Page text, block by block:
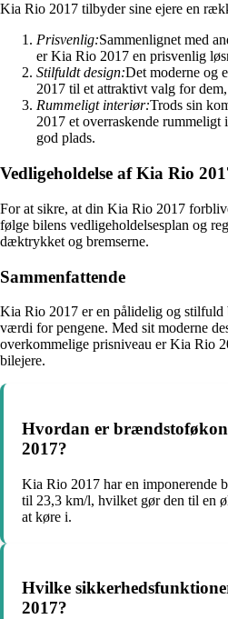
Kia Rio 2017 tilbyder sine ejere en
Prisvenlig:Sammenlignet med
er Kia Rio 2017 en prisvenlig
Stilfuldt design:Det moderne og
2017 til et attraktivt valg for
Rummeligt interiør:Trods sin
2017 et overraskende rummeligt
god plads.
Vedligeholdelse af Kia Rio
For at sikre, at din Kia Rio 2017
følge bilens vedligeholdelsesplan og
dæktrykket og bremserne.
Sammenfattende
Kia Rio 2017 er en pålidelig og
værdi for pengene. Med sit moderne
overkommelige prisniveau er Kia Rio
bilejere.
Hvordan er
2017?
Kia Rio 2017 har en imponerende
til 23,3 km/l, hvilket gør den til en
at køre i.
Hvilke
2017?